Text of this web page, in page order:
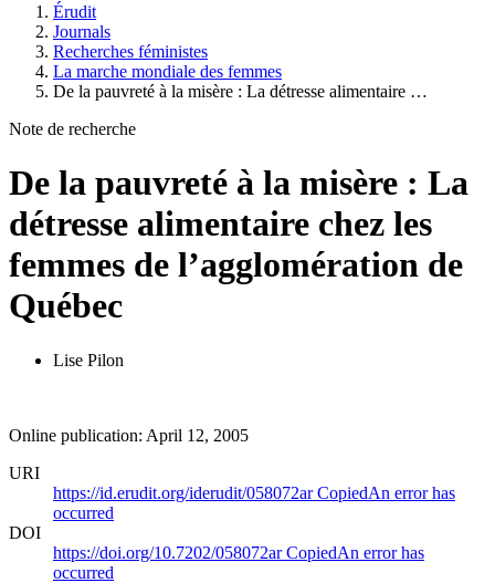
Érudit
Journals
Recherches féministes
La marche mondiale des femmes
De la pauvreté à la misère : La détresse alimentaire …
Note de recherche
De la pauvreté à la misère : La
détresse alimentaire chez les
femmes de l’agglomération de
Québec
Lise Pilon
Online publication: April 12, 2005
URI
https://id.erudit.org/iderudit/058072arCopiedAn error has
occurred
DOI
https://doi.org/10.7202/058072arCopiedAn error has
occurred